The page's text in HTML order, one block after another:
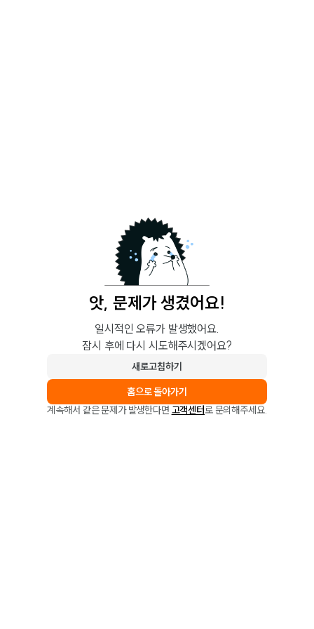
앗, 문제가 생겼어요!
일시적인 오류가 발생했어요.
잠시 후에 다시 시도해주시겠어요?
새로고침하기
홈으로 돌아가기
계속해서 같은 문제가 발생한다면 고객센터로 문의해주세요.